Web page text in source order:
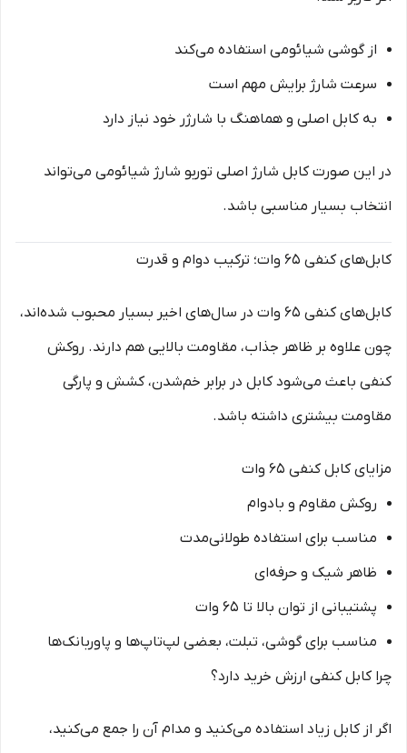
از گوشی شیائومی استفاده می‌کند
سرعت شارژ برایش مهم است
به کابل اصلی و هماهنگ با شارژر خود نیاز دارد
در این صورت کابل شارژ اصلی توربو شارژ شیائومی می‌تواند
انتخاب بسیار مناسبی باشد.
کابل‌های کنفی 65 وات؛ ترکیب دوام و قدرت
کابل‌های کنفی 65 وات در سال‌های اخیر بسیار محبوب شده‌اند،
چون علاوه بر ظاهر جذاب، مقاومت بالایی هم دارند. روکش
کنفی باعث می‌شود کابل در برابر خم‌شدن، کشش و پارگی
مقاومت بیشتری داشته باشد.
مزایای کابل کنفی 65 وات
روکش مقاوم و بادوام
مناسب برای استفاده طولانی‌مدت
ظاهر شیک و حرفه‌ای
پشتیبانی از توان بالا تا 65 وات
مناسب برای گوشی، تبلت، بعضی لپ‌تاپ‌ها و پاوربانک‌ها
چرا کابل کنفی ارزش خرید دارد؟
اگر از کابل زیاد استفاده می‌کنید و مدام آن را جمع می‌کنید،